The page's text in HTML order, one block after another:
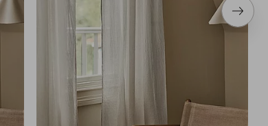
Neste